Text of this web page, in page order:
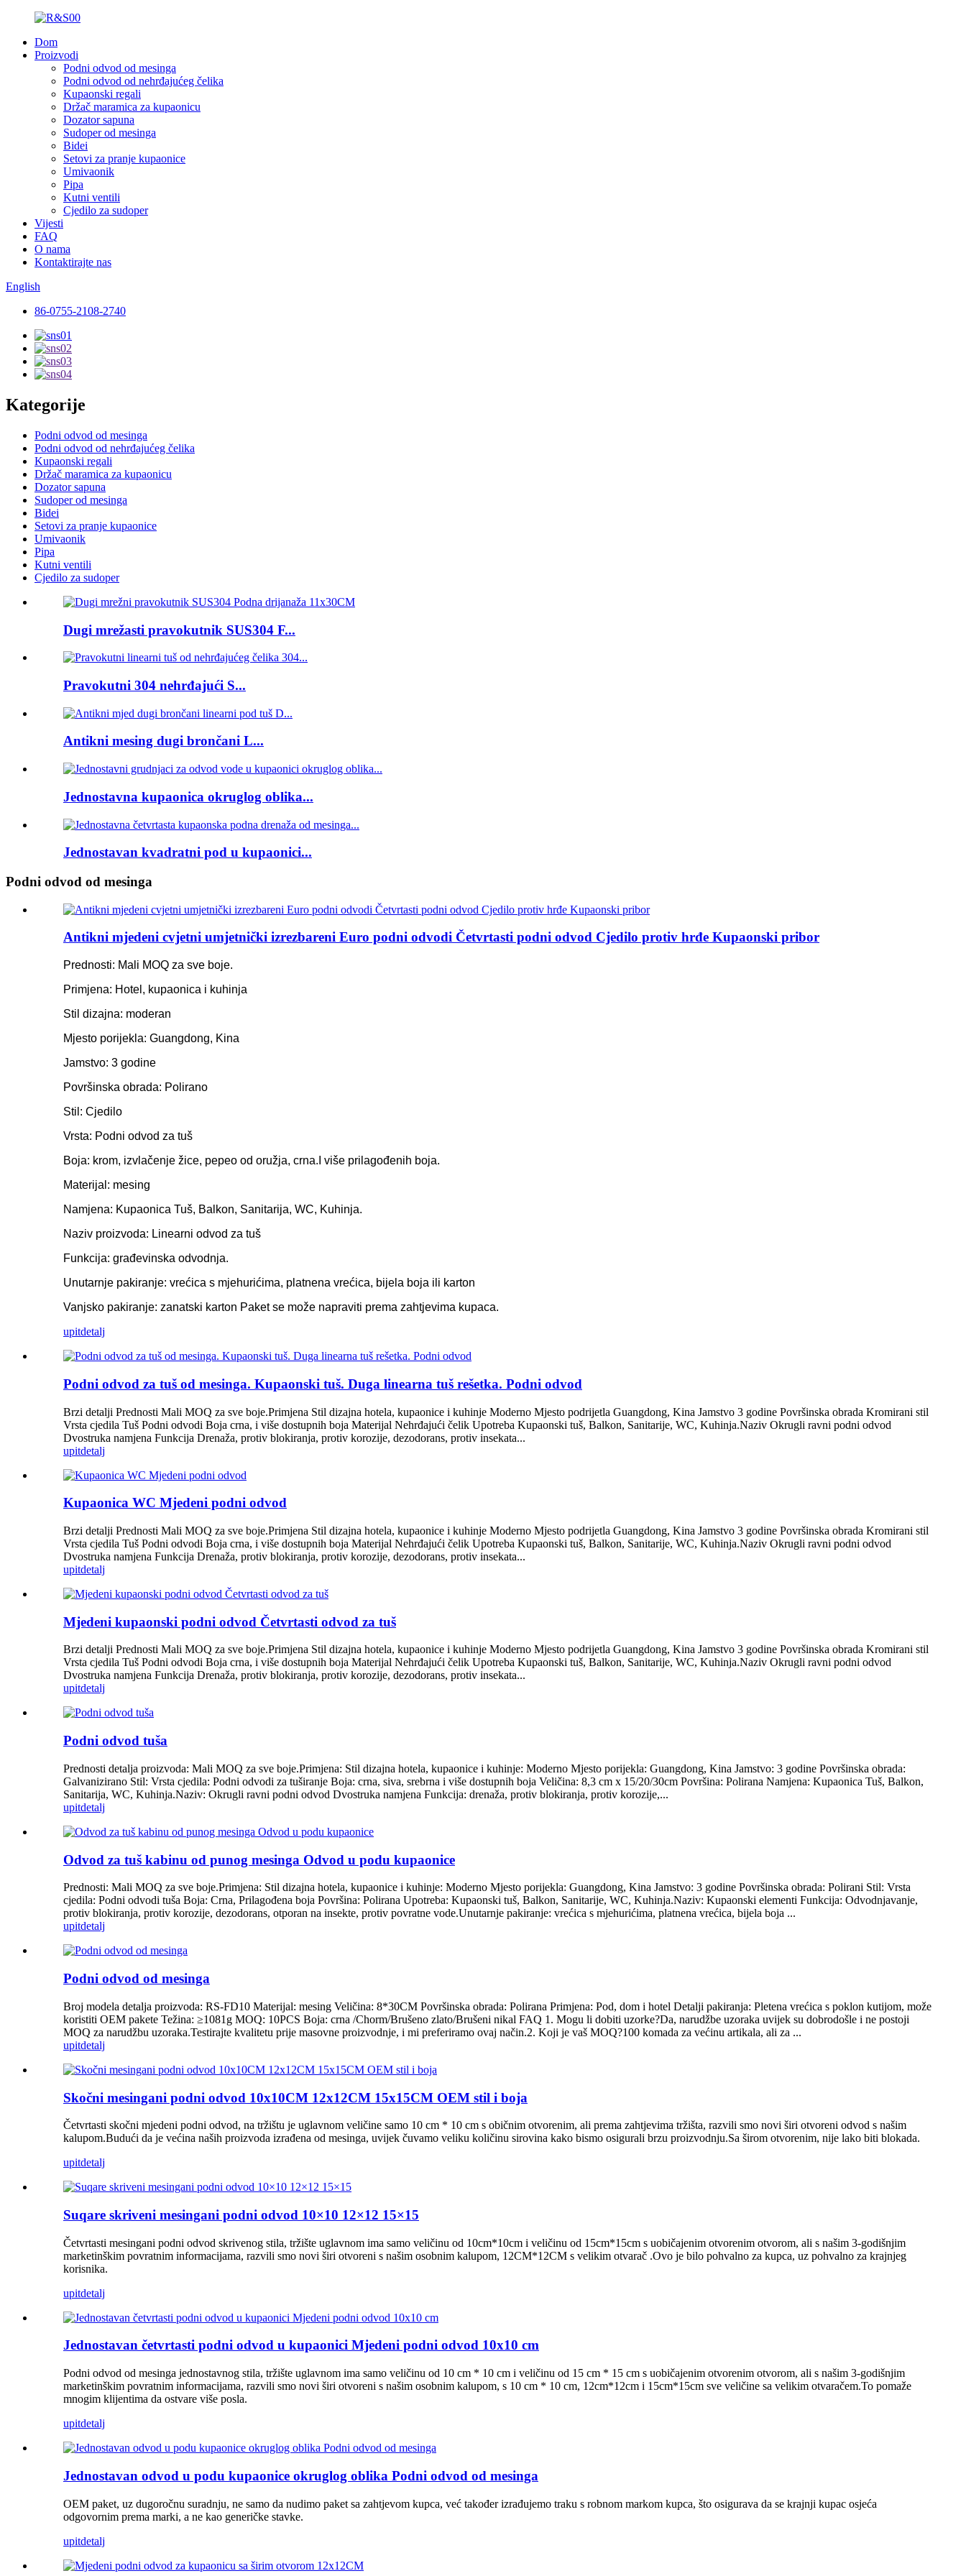
Dom
Proizvodi
Podni odvod od mesinga
Podni odvod od nehrđajućeg čelika
Kupaonski regali
Držač maramica za kupaonicu
Dozator sapuna
Sudoper od mesinga
Bidei
Setovi za pranje kupaonice
Umivaonik
Pipa
Kutni ventili
Cjedilo za sudoper
Vijesti
FAQ
O nama
Kontaktirajte nas
English
86-0755-2108-2740
Kategorije
Podni odvod od mesinga
Podni odvod od nehrđajućeg čelika
Kupaonski regali
Držač maramica za kupaonicu
Dozator sapuna
Sudoper od mesinga
Bidei
Setovi za pranje kupaonice
Umivaonik
Pipa
Kutni ventili
Cjedilo za sudoper
Dugi mrežasti pravokutnik SUS304 F...
Pravokutni 304 nehrđajući S...
Antikni mesing dugi brončani L...
Jednostavna kupaonica okruglog oblika...
Jednostavan kvadratni pod u kupaonici...
Podni odvod od mesinga
Antikni mjedeni cvjetni umjetnički izrezbareni Euro podni odvodi Četvrtasti podni odvod Cjedilo protiv hrđe Kupaonski pribor
Prednosti: Mali MOQ za sve boje.
Primjena: Hotel, kupaonica i kuhinja
Stil dizajna: moderan
Mjesto porijekla: Guangdong, Kina
Jamstvo: 3 godine
Površinska obrada: Polirano
Stil: Cjedilo
Vrsta: Podni odvod za tuš
Boja: krom, izvlačenje žice, pepeo od oružja, crna.I više prilagođenih boja.
Materijal: mesing
Namjena: Kupaonica Tuš, Balkon, Sanitarija, WC, Kuhinja.
Naziv proizvoda: Linearni odvod za tuš
Funkcija: građevinska odvodnja.
Unutarnje pakiranje: vrećica s mjehurićima, platnena vrećica, bijela boja ili karton
Vanjsko pakiranje: zanatski karton Paket se može napraviti prema zahtjevima kupaca.
upitdetalj
Podni odvod za tuš od mesinga. Kupaonski tuš. Duga linearna tuš rešetka. Podni odvod
Brzi detalji Prednosti Mali MOQ za sve boje.Primjena Stil dizajna hotela, kupaonice i kuhinje Moderno Mjesto podrijetla Guangdong, Kina Jamstvo 3 godine Površinska obrada Kromirani stil
Vrsta cjedila Tuš Podni odvodi Boja crna, i više dostupnih boja Materijal Nehrđajući čelik Upotreba Kupaonski tuš, Balkon, Sanitarije, WC, Kuhinja.Naziv Okrugli ravni podni odvod
Dvostruka namjena Funkcija Drenaža, protiv blokiranja, protiv korozije, dezodorans, protiv insekata...
upitdetalj
Kupaonica WC Mjedeni podni odvod
Brzi detalji Prednosti Mali MOQ za sve boje.Primjena Stil dizajna hotela, kupaonice i kuhinje Moderno Mjesto podrijetla Guangdong, Kina Jamstvo 3 godine Površinska obrada Kromirani stil
Vrsta cjedila Tuš Podni odvodi Boja crna, i više dostupnih boja Materijal Nehrđajući čelik Upotreba Kupaonski tuš, Balkon, Sanitarije, WC, Kuhinja.Naziv Okrugli ravni podni odvod
Dvostruka namjena Funkcija Drenaža, protiv blokiranja, protiv korozije, dezodorans, protiv insekata...
upitdetalj
Mjedeni kupaonski podni odvod Četvrtasti odvod za tuš
Brzi detalji Prednosti Mali MOQ za sve boje.Primjena Stil dizajna hotela, kupaonice i kuhinje Moderno Mjesto podrijetla Guangdong, Kina Jamstvo 3 godine Površinska obrada Kromirani stil
Vrsta cjedila Tuš Podni odvodi Boja crna, i više dostupnih boja Materijal Nehrđajući čelik Upotreba Kupaonski tuš, Balkon, Sanitarije, WC, Kuhinja.Naziv Okrugli ravni podni odvod
Dvostruka namjena Funkcija Drenaža, protiv blokiranja, protiv korozije, dezodorans, protiv insekata...
upitdetalj
Podni odvod tuša
Prednosti detalja proizvoda: Mali MOQ za sve boje.Primjena: Stil dizajna hotela, kupaonice i kuhinje: Moderno Mjesto porijekla: Guangdong, Kina Jamstvo: 3 godine Površinska obrada:
Galvanizirano Stil: Vrsta cjedila: Podni odvodi za tuširanje Boja: crna, siva, srebrna i više dostupnih boja Veličina: 8,3 cm x 15/20/30cm Površina: Polirana Namjena: Kupaonica Tuš, Balkon,
Sanitarija, WC, Kuhinja.Naziv: Okrugli ravni podni odvod Dvostruka namjena Funkcija: drenaža, protiv blokiranja, protiv korozije,...
upitdetalj
Odvod za tuš kabinu od punog mesinga Odvod u podu kupaonice
Prednosti: Mali MOQ za sve boje.Primjena: Stil dizajna hotela, kupaonice i kuhinje: Moderno Mjesto porijekla: Guangdong, Kina Jamstvo: 3 godine Površinska obrada: Polirani Stil: Vrsta
cjedila: Podni odvodi tuša Boja: Crna, Prilagođena boja Površina: Polirana Upotreba: Kupaonski tuš, Balkon, Sanitarije, WC, Kuhinja.Naziv: Kupaonski elementi Funkcija: Odvodnjavanje,
protiv blokiranja, protiv korozije, dezodorans, otporan na insekte, protiv povratne vode.Unutarnje pakiranje: vrećica s mjehurićima, platnena vrećica, bijela boja ...
upitdetalj
Podni odvod od mesinga
Broj modela detalja proizvoda: RS-FD10 Materijal: mesing Veličina: 8*30CM Površinska obrada: Polirana Primjena: Pod, dom i hotel Detalji pakiranja: Pletena vrećica s poklon kutijom, može
koristiti OEM pakete Težina: ≥1081g MOQ: 10PCS Boja: crna /Chorm/Brušeno zlato/Brušeni nikal FAQ 1. Mogu li dobiti uzorke?Da, narudžbe uzoraka uvijek su dobrodošle i ne postoji
MOQ za narudžbu uzoraka.Testirajte kvalitetu prije masovne proizvodnje, i mi preferiramo ovaj način.2. Koji je vaš MOQ?100 komada za većinu artikala, ali za ...
upitdetalj
Skočni mesingani podni odvod 10x10CM 12x12CM 15x15CM OEM stil i boja
Četvrtasti skočni mjedeni podni odvod, na tržištu je uglavnom veličine samo 10 cm * 10 cm s običnim otvorenim, ali prema zahtjevima tržišta, razvili smo novi širi otvoreni odvod s našim
kalupom.Budući da je većina naših proizvoda izrađena od mesinga, uvijek čuvamo veliku količinu sirovina kako bismo osigurali brzu proizvodnju.Sa širom otvorenim, nije lako biti blokada.
upitdetalj
Suqare skriveni mesingani podni odvod 10×10 12×12 15×15
Četvrtasti mesingani podni odvod skrivenog stila, tržište uglavnom ima samo veličinu od 10cm*10cm i veličinu od 15cm*15cm s uobičajenim otvorenim otvorom, ali s našim 3-godišnjim
marketinškim povratnim informacijama, razvili smo novi širi otvoreni s našim osobnim kalupom, 12CM*12CM s velikim otvarač .Ovo je bilo pohvalno za kupca, uz pohvalno za krajnjeg
korisnika.
upitdetalj
Jednostavan četvrtasti podni odvod u kupaonici Mjedeni podni odvod 10x10 cm
Podni odvod od mesinga jednostavnog stila, tržište uglavnom ima samo veličinu od 10 cm * 10 cm i veličinu od 15 cm * 15 cm s uobičajenim otvorenim otvorom, ali s našim 3-godišnjim
marketinškim povratnim informacijama, razvili smo novi širi otvoreni s našim osobnim kalupom, s 10 cm * 10 cm, 12cm*12cm i 15cm*15cm sve veličine sa velikim otvaračem.To pomaže
mnogim klijentima da ostvare više posla.
upitdetalj
Jednostavan odvod u podu kupaonice okruglog oblika Podni odvod od mesinga
OEM paket, uz dugoročnu suradnju, ne samo da nudimo paket sa zahtjevom kupca, već također izrađujemo traku s robnom markom kupca, što osigurava da se krajnji kupac osjeća
odgovornim prema marki, a ne kao generičke stavke.
upitdetalj